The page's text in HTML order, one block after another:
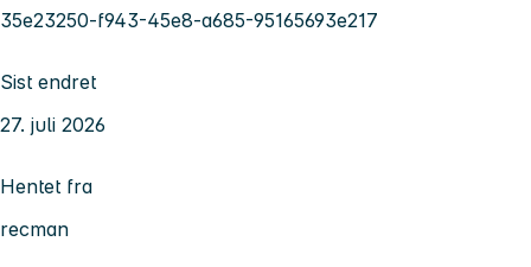
35e23250-f943-45e8-a685-95165693e217
Sist endret
27. juli 2026
Hentet fra
recman